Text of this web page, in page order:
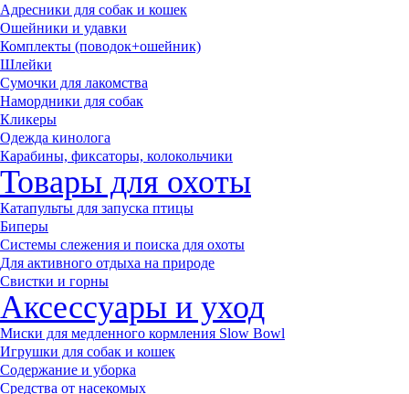
Адресники для собак и кошек
Ошейники и удавки
Комплекты (поводок+ошейник)
Шлейки
Сумочки для лакомства
Намордники для собак
Кликеры
Одежда кинолога
Карабины, фиксаторы, колокольчики
Товары для охоты
Катапульты для запуска птицы
Биперы
Системы слежения и поиска для охоты
Для активного отдыха на природе
Свистки и горны
Аксессуары и уход
Миски для медленного кормления Slow Bowl
Игрушки для собак и кошек
Содержание и уборка
Средства от насекомых